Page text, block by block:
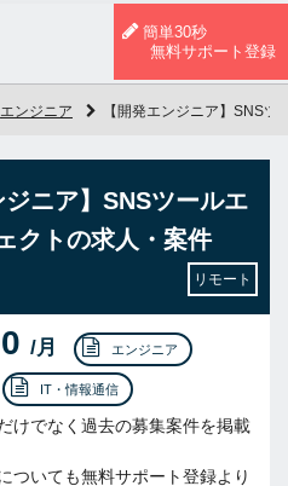
簡単30秒
無料サポート登録
エンジニア 【開発エンジニア】SNS
ジニア】SNSツールエ
クトの求人・案件
リモート
/月 エンジニア
IT・情報通信
けでなく過去の募集案件を掲載
ついても無料サポート登録より